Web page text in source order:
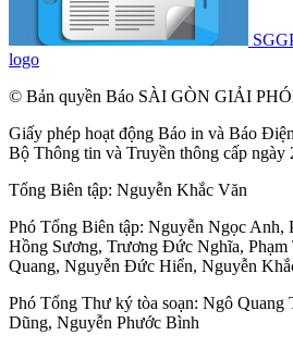
logo
© Bản quyền Báo SÀI GÒN GIẢI
Giấy phép hoạt động Báo in và Báo
Bộ Thông tin và Truyền thông cấp ngày
Tổng Biên tập: Nguyễn Khắc Văn
Phó Tổng Biên tập: Nguyễn Ngọc Anh,
Hồng Sương, Trương Đức Nghĩa,
Quang, Nguyễn Đức Hiển, Nguyễn
Phó Tổng Thư ký tòa soạn: Ngô Quang
Dũng, Nguyễn Phước Bình